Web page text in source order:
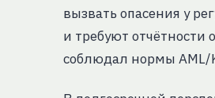
вызвать опасения у
и требуют
соблюдал нормы AML/